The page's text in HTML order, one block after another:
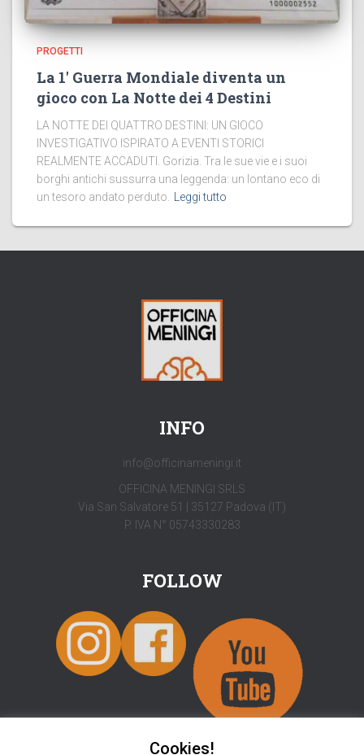
PROGETTI
La 1′ Guerra Mondiale diventa un
gioco con La Notte dei 4 Destini
LA NOTTE DEI QUATTRO DESTINI: UN GIOCO
INVESTIGATIVO ISPIRATO A EVENTI STORICI
REALMENTE ACCADUTI. Gorizia. Tra le sue vie e i suoi
borghi antichi sussurra una leggenda: un lontano eco di
un tesoro andato perduto.
Leggi tutto
INFO
info@officinameningi.it
OFFICINA MENINGI SRLS
Via San Salvatore 51 | 35127 Padova (IT)
P. IVA N° 05743330283
FOLLOW
Cookies!